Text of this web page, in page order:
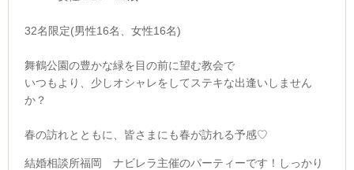
32名限定(男性16名、女性16名)
舞鶴公園の豊かな緑を目の前に望む教会で
いつもより、少しオシャレをしてステキな出逢いしません
か？
春の訪れとともに、皆さまにも春が訪れる予感♡
結婚相談所福岡 ナビレラ主催のパーティーです！しっかり